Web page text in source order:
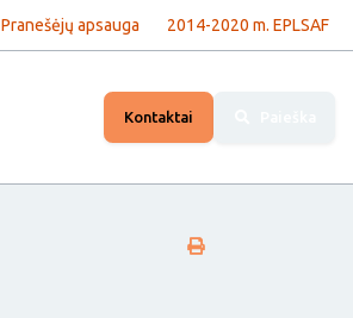
Pranešėjų apsauga 2014-2020 m. EPLSAF
Kontaktai